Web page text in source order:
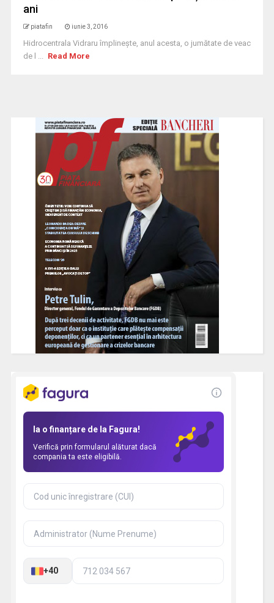
ani
piatafin iunie 3, 2016
Hidrocentrala Vidraru împlineşte, anul acesta, o jumătate de veac
de l ... Read More